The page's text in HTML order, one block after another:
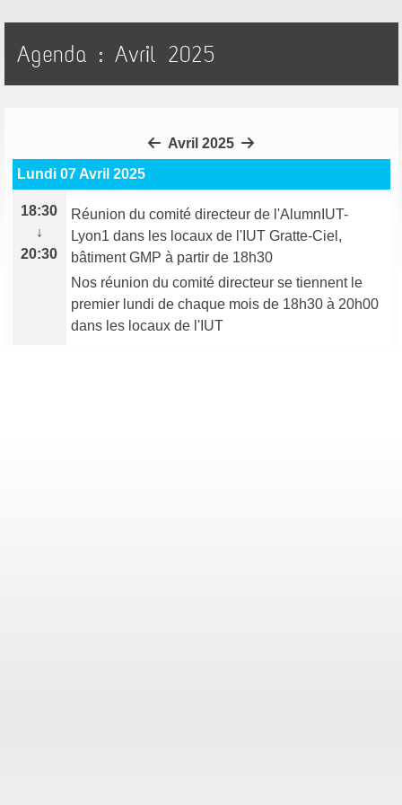
Agenda : Avril 2025
Avril 2025
Lundi 07 Avril 2025
18:30
↓
20:30
Réunion du comité directeur de l'AlumnIUT-
Lyon1 dans les locaux de l'IUT Gratte-Ciel,
bâtiment GMP à partir de 18h30
Nos réunion du comité directeur se tiennent le
premier lundi de chaque mois de 18h30 à 20h00
dans les locaux de l'IUT